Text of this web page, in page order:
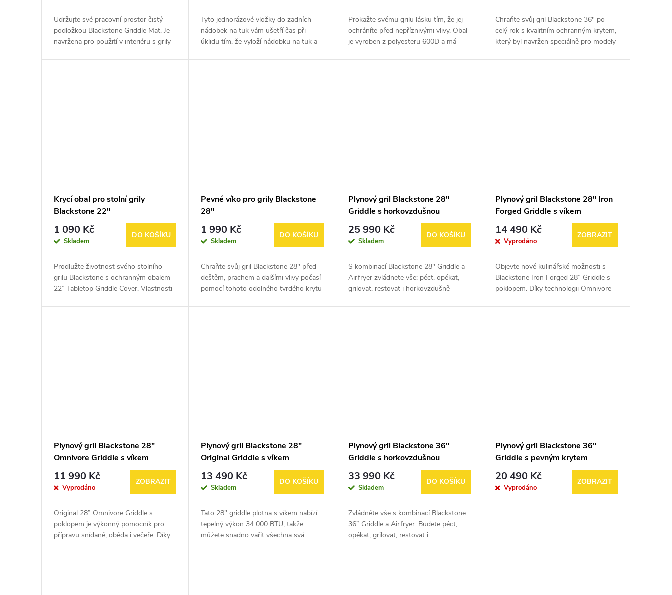
Udržujte své pracovní prostor čistý
podložkou Blackstone Griddle Mat. Je
navržena pro použití v interiéru s grily
Tyto jednorázové vložky do zadních
nádobek na tuk vám ušetří čas při
úklidu tím, že vyloží nádobku na tuk a
Prokažte svému grilu lásku tím, že jej
ochráníte před nepříznivými vlivy. Obal
je vyroben z polyesteru 600D a má
Chraňte svůj gril Blackstone 36" po
celý rok s kvalitním ochranným krytem,
který byl navržen speciálně pro modely
Krycí obal pro stolní grily
Blackstone 22"
1 090 Kč
Skladem
DO KOŠÍKU
Prodlužte životnost svého stolního
grilu Blackstone s ochranným obalem
22” Tabletop Griddle Cover. Vlastnosti
Pevné víko pro grily Blackstone
28"
1 990 Kč
Skladem
DO KOŠÍKU
Chraňte svůj gril Blackstone 28" před
deštěm, prachem a dalšími vlivy počasí
pomocí tohoto odolného tvrdého krytu
Plynový gril Blackstone 28"
Griddle s horkovzdušnou
přihrádkou AirFryer
25 990 Kč
Skladem
DO KOŠÍKU
S kombinací Blackstone 28" Griddle a
Airfryer zvládnete vše: péct, opékat,
grilovat, restovat i horkovzdušně
Plynový gril Blackstone 28" Iron
Forged Griddle s víkem
14 490 Kč
Vyprodáno
ZOBRAZIT
Objevte nové kulinářské možnosti s
Blackstone Iron Forged 28” Griddle s
poklopem. Díky technologii Omnivore
Plynový gril Blackstone 28"
Omnivore Griddle s víkem
11 990 Kč
Vyprodáno
ZOBRAZIT
Original 28” Omnivore Griddle s
poklopem je výkonný pomocník pro
přípravu snídaně, oběda i večeře. Díky
Plynový gril Blackstone 28"
Original Griddle s víkem
13 490 Kč
Skladem
DO KOŠÍKU
Tato 28" griddle plotna s víkem nabízí
tepelný výkon 34 000 BTU, takže
můžete snadno vařit všechna svá
Plynový gril Blackstone 36"
Griddle s horkovzdušnou
přihrádkou AirFryer
33 990 Kč
Skladem
DO KOŠÍKU
Zvládněte vše s kombinací Blackstone
36” Griddle a Airfryer. Budete péct,
opékat, grilovat, restovat i
Plynový gril Blackstone 36"
Griddle s pevným krytem
20 490 Kč
Vyprodáno
ZOBRAZIT